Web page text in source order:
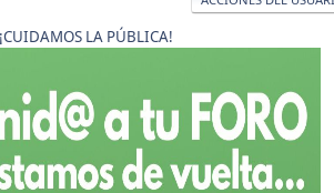
¡CUIDAMOS LA PÚBLICA!